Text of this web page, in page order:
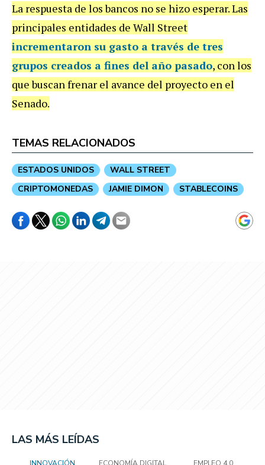
La respuesta de los bancos no se hizo esperar. Las
principales entidades de Wall Street
incrementaron su gasto a través de tres
grupos creados a fines del año pasado, con los
que buscan frenar el avance del proyecto en el
Senado.
TEMAS RELACIONADOS
ESTADOS UNIDOS
WALL STREET
CRIPTOMONEDAS
JAMIE DIMON STABLECOINS
LAS MÁS LEÍDAS